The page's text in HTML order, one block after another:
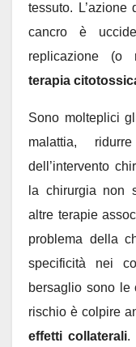
tessuto. L’azione
cancro è
replicazione (o
terapia
Sono molteplici
malattia,
dell’intervento
la chirurgia non
altre terapie
problema della
specificità nei
bersaglio sono le
rischio è colpire
effetti collaterali.